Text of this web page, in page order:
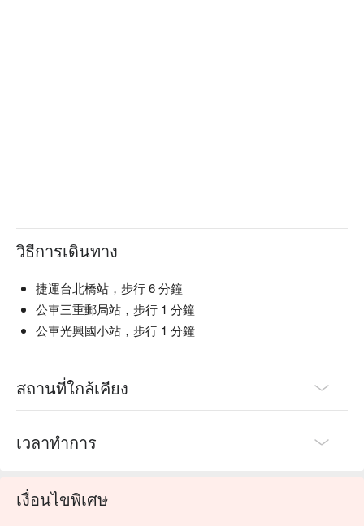
วิธีการเดินทาง
捷運台北橋站，步行 6 分鐘
公車三重郵局站，步行 1 分鐘
公車光興國小站，步行 1 分鐘
สถานที่ใกล้เคียง
เวลาทำการ
เงื่อนไขพิเศษ